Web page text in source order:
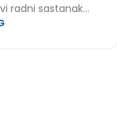
radni sastanak...